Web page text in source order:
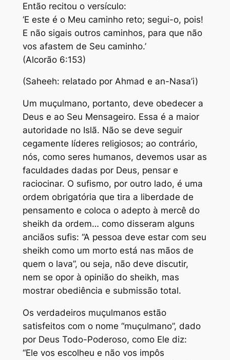
Então recitou o versículo:
‘E este é o Meu caminho reto; segui-o, pois!
E não sigais outros caminhos, para que não
vos afastem de Seu caminho.’
(Alcorão 6:153)
(Saheeh: relatado por Ahmad e an-Nasa’i)
Um muçulmano, portanto, deve obedecer a
Deus e ao Seu Mensageiro. Essa é a maior
autoridade no Islã. Não se deve seguir
cegamente líderes religiosos; ao contrário,
nós, como seres humanos, devemos usar as
faculdades dadas por Deus, pensar e
raciocinar. O sufismo, por outro lado, é uma
ordem obrigatória que tira a liberdade de
pensamento e coloca o adepto à mercê do
sheikh da ordem… como disseram alguns
anciãos sufis: “A pessoa deve estar com seu
sheikh como um morto está nas mãos de
quem o lava”, ou seja, não deve discutir,
nem se opor à opinião do sheikh, mas
mostrar obediência e submissão total.
Os verdadeiros muçulmanos estão
satisfeitos com o nome “muçulmano”, dado
por Deus Todo-Poderoso, como Ele diz:
“Ele vos escolheu e não vos impôs